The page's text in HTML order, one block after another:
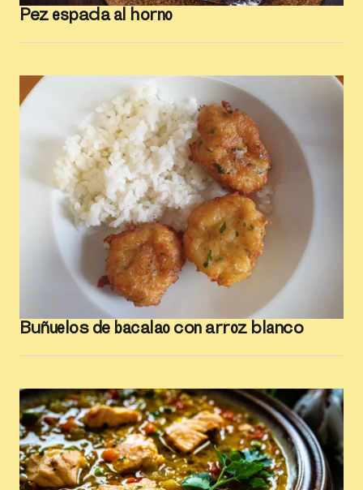
Pez espada al horno
Buñuelos de bacalao con arroz blanco